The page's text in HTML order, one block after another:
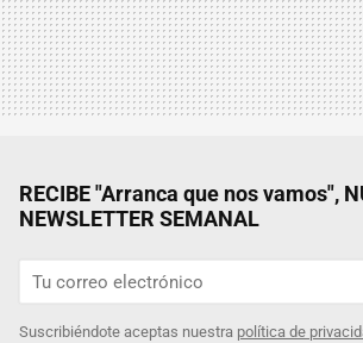
RECIBE "Arranca que nos vamos",
NEWSLETTER SEMANAL
Suscribiéndote aceptas nuestra política de